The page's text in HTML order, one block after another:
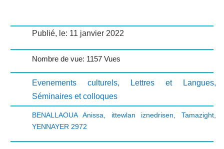
Publié, le: 11 janvier 2022
Nombre de vue: 1157 Vues
Evenements culturels, Lettres et Langues,
Séminaires et colloques
BENALLAOUA Anissa ittewlan iznedrisen Tamazight,
YENNAYER 2972